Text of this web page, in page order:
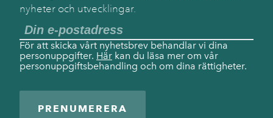
nyheter och utvecklingar.
För att skicka vårt nyhetsbrev behandlar vi dina
personuppgifter. Här kan du läsa mer om vår
personuppgiftsbehandling och om dina rättigheter.
PRENUMERERA